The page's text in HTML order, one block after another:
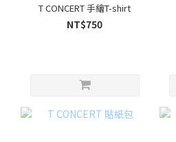
T CONCERT 手繪T-shirt
NT$750